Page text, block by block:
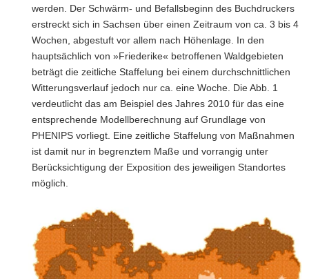
werden. Der Schwärm- und Befallsbeginn des Buchdruckers
erstreckt sich in Sachsen über einen Zeit­raum von ca. 3 bis 4
Wochen, abgestuft vor allem nach Höhenlage. In den
hauptsächlich von »Friederike« betroffenen Waldgebieten
beträgt die zeitliche Staffelung bei einem durchschnitt­lichen
Witterungsverlauf jedoch nur ca. eine Woche. Die Abb. 1
verdeutlicht das am Beispiel des Jahres 2010 für das eine
entsprechende Modellberechnung auf Grundlage von
PHENIPS vorliegt. Eine zeitliche Staffelung von Maßnahmen
ist damit nur in begrenztem Maße und vor­rangig unter
Berücksichtigung der Exposition des jeweiligen Standortes
möglich.